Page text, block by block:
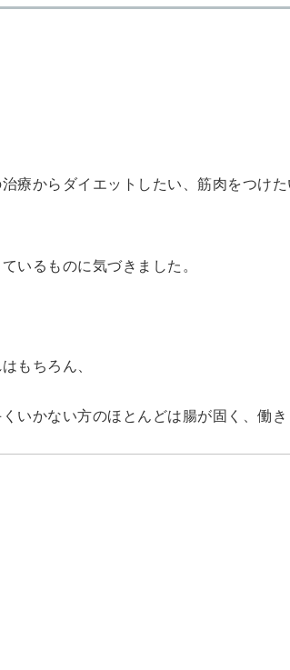
療からダイエットしたい、筋肉をつけ
いるものに気づきました。
もちろん、
いかない方のほとんどは腸が固く、働き